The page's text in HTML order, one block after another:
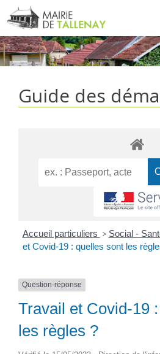
Aller
au
contenu
Guide des
Accueil particuliers > Social -
et Covid-19 : quelles sont les
Question-réponse
Travail et Covid-19
les règles ?